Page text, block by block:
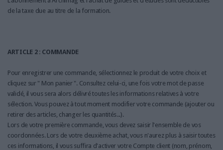
de la taxe due au titre de la formation.
ARTICLE 2 : COMMANDE
Pour enregistrer une commande, sélectionnez le produit de votre choix et
cliquez sur " Mon panier ". Consultez celui-ci, une fois votre mot de passe
validé, il vous sera alors délivré toutes les informations relatives à votre
sélection. Vous pouvez à tout moment modifier votre commande (ajouter ou
retirer des articles, changer les quantités...).
Lors de votre première commande, vous devez saisir l'ensemble de vos
coordonnées. Lors de votre deuxième achat, vous n'aurez plus à saisir toutes
ces informations, il vous suffira d'activer votre Compte client (nom, prénom,